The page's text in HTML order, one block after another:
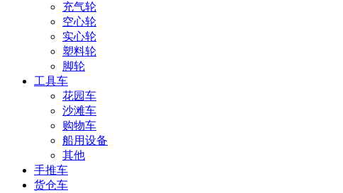
充气轮
空心轮
实心轮
塑料轮
脚轮
工具车
花园车
沙滩车
购物车
船用设备
其他
手推车
货仓车